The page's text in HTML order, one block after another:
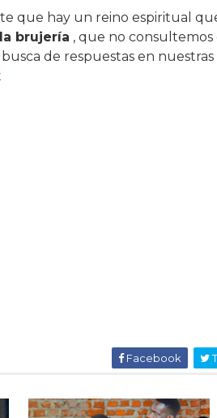
que hay un reino espiritual
brujería , que no consultemos
de respuestas en nuestras
Facebook